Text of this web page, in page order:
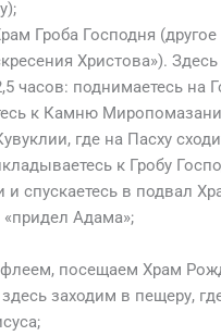
Гроба Господня
Христова»).
часов: поднимаетесь на
к Камню
где на Пасху
к Гробу
спускаетесь в подвал
«придел Адама»;
посещаем Храм
заходим в пещеру,